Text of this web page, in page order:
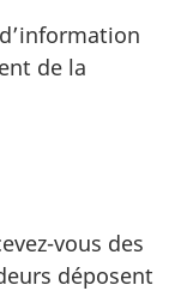
de la
vous des
déposent